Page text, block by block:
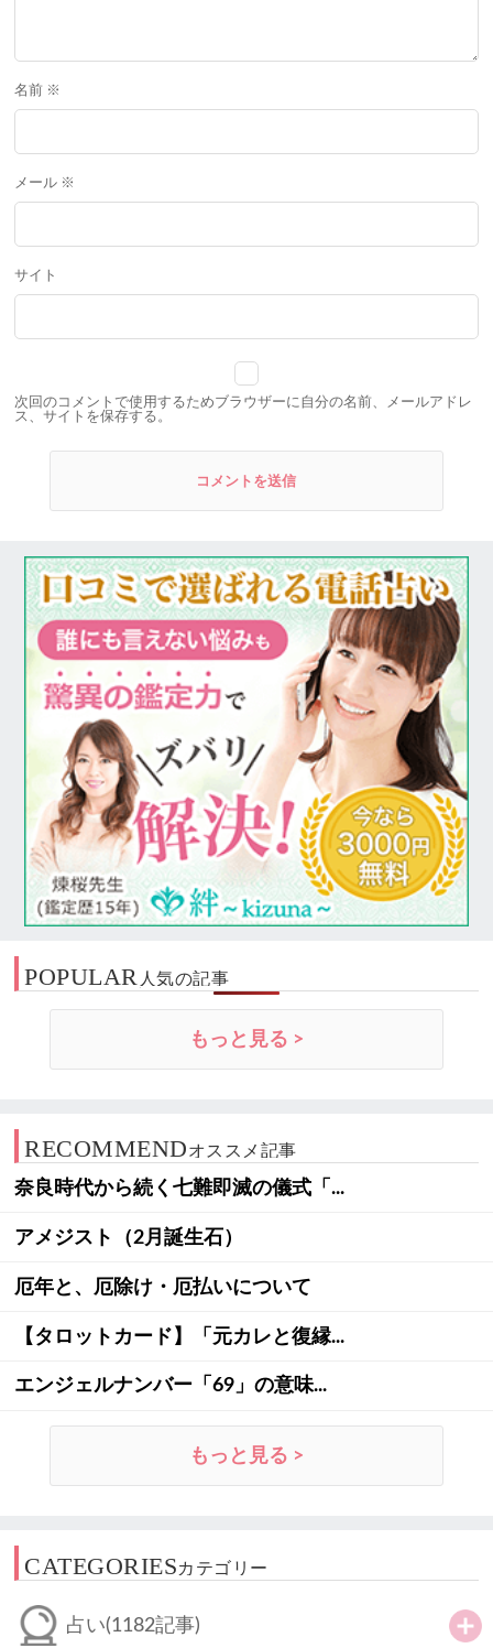
名前 ※
メール ※
サイト
次回のコメントで使用するためブラウザーに自分の名前、メールアドレ
ス、サイトを保存する。
POPULAR 人気の記事
もっと見る >
RECOMMENDオススメ記事
奈良時代から続く七難即滅の儀式「...
アメジスト（2月誕生石）
厄年と、厄除け・厄払いについて
【タロットカード】「元カレと復縁...
エンジェルナンバー「69」の意味...
もっと見る >
CATEGORIESカテゴリー
占い(1182記事)